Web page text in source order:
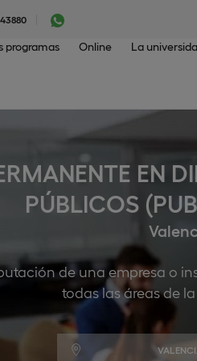
programas Online La
EN
PÚBLICOS
de una empresa o
todas las áreas de